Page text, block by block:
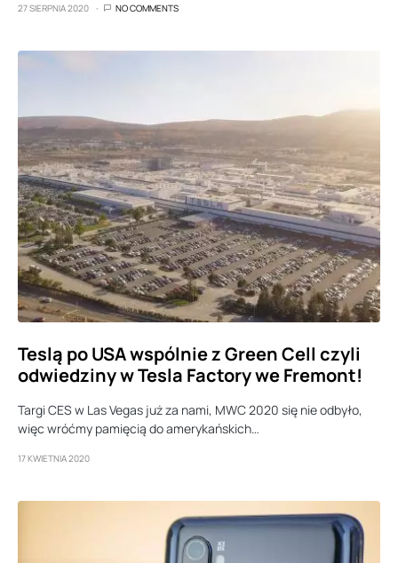
27 SIERPNIA 2020 NO COMMENTS
Teslą po USA wspólnie z Green Cell czyli
odwiedziny w Tesla Factory we Fremont!
Targi CES w Las Vegas już za nami, MWC 2020 się nie odbyło,
więc wróćmy pamięcią do amerykańskich…
17 KWIETNIA 2020